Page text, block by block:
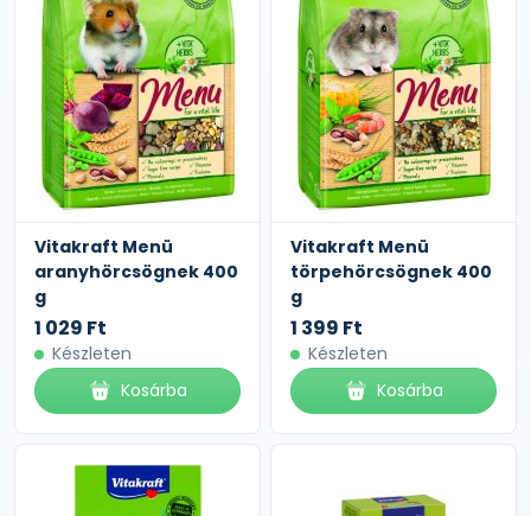
Vitakraft Menü
aranyhörcsögnek 400
g
1 029 Ft
Készleten
Kosárba
Vitakraft Menü
törpehörcsögnek 400
g
1 399 Ft
Készleten
Kosárba